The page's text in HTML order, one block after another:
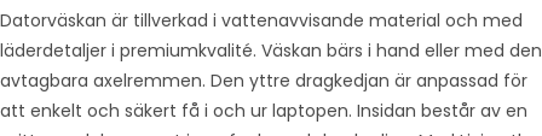
Datorväskan är tillverkad i vattenavvisande material och med
läderdetaljer i premiumkvalité. Väskan bärs i hand eller med den
avtagbara axelremmen. Den yttre dragkedjan är anpassad för
att enkelt och säkert få i och ur laptopen. Insidan består av en